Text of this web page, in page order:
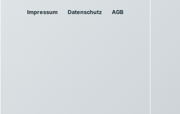
Impressum Datenschutz AGB